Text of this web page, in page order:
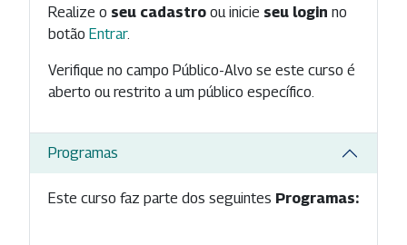
Realize o seu cadastro ou inicie seu login no
botão Entrar.
Verifique no campo Público-Alvo se este curso é
aberto ou restrito a um público específico.
Programas
Este curso faz parte dos seguintes Programas: